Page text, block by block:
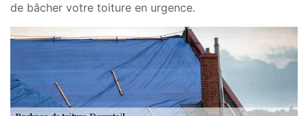
de bâcher votre toiture en urgence.